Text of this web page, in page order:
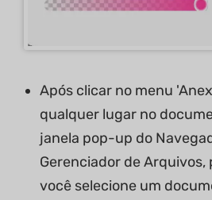
Após clicar no menu
qualquer lugar no
janela pop-up do
Gerenciador de
você selecione um